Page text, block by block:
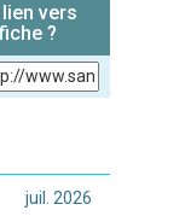
vers
?
juil. 2026